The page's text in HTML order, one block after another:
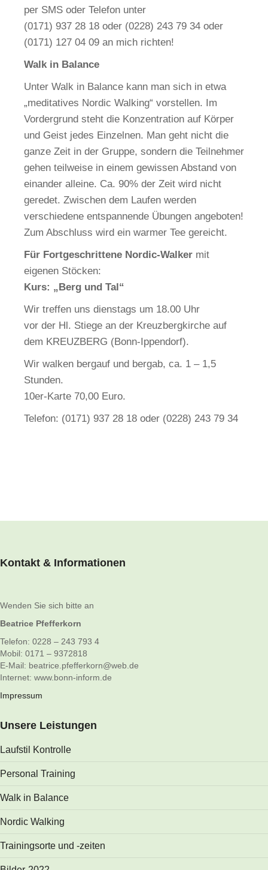
per SMS oder Telefon unter
(0171) 937 28 18 oder (0228) 243 79 34 oder
(0171) 127 04 09 an mich richten!
Walk in Balance
Unter Walk in Balance kann man sich in etwa
„meditatives Nordic Walking“ vorstellen. Im
Vordergrund steht die Konzentration auf Körper
und Geist jedes Einzelnen. Man geht nicht die
ganze Zeit in der Gruppe, sondern die Teilnehmer
gehen teilweise in einem gewissen Abstand von
einander alleine. Ca. 90% der Zeit wird nicht
geredet. Zwischen dem Laufen werden
verschiedene entspannende Übungen angeboten!
Zum Abschluss wird ein warmer Tee gereicht.
Für Fortgeschrittene Nordic-Walker mit
eigenen Stöcken:
Kurs: „Berg und Tal“
Wir treffen uns dienstags um 18.00 Uhr
vor der Hl. Stiege an der Kreuzbergkirche auf
dem KREUZBERG (Bonn-Ippendorf).
Wir walken bergauf und bergab, ca. 1 – 1,5
Stunden.
10er-Karte 70,00 Euro.
Telefon: (0171) 937 28 18 oder (0228) 243 79 34
Kontakt & Informationen
Wenden Sie sich bitte an
Beatrice Pfefferkorn
Telefon: 0228 – 243 793 4
Mobil: 0171 – 9372818
E-Mail: beatrice.pfefferkorn@web.de
Internet: www.bonn-inform.de
Impressum
Unsere Leistungen
Laufstil Kontrolle
Personal Training
Walk in Balance
Nordic Walking
Trainingsorte und -zeiten